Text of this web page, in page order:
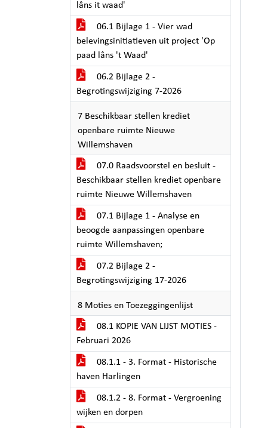
lâns it waad'
06.1 Bijlage 1 - Vier wad
belevingsinitiatieven uit project 'Op
paad lâns 't Waad'
06.2 Bijlage 2 -
Begrotingswijziging 7-2026
7 Beschikbaar stellen krediet
openbare ruimte Nieuwe
Willemshaven
07.0 Raadsvoorstel en besluit -
Beschikbaar stellen krediet openbare
ruimte Nieuwe Willemshaven
07.1 Bijlage 1 - Analyse en
beoogde aanpassingen openbare
ruimte Willemshaven;
07.2 Bijlage 2 -
Begrotingswijziging 17-2026
8 Moties en Toezeggingenlijst
08.1 KOPIE VAN LIJST MOTIES -
Februari 2026
08.1.1 - 3. Format - Historische
haven Harlingen
08.1.2 - 8. Format - Vergroening
wijken en dorpen